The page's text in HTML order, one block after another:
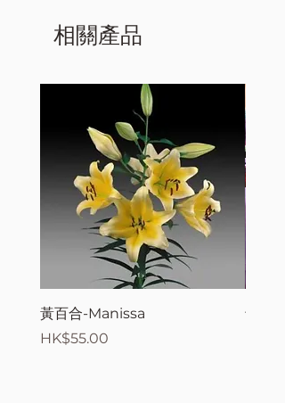
相關產品
黃百合-Manissa
價格
HK$55.00
母親